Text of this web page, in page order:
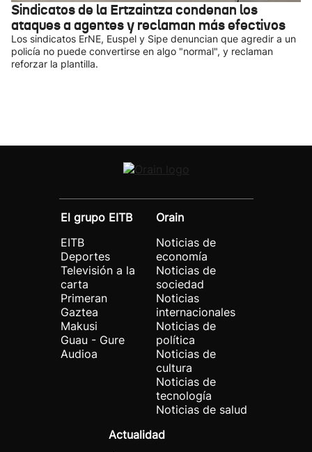
Sindicatos de la Ertzaintza condenan los
ataques a agentes y reclaman más efectivos
Los sindicatos ErNE, Euspel y Sipe denuncian que agredir a un
policía no puede convertirse en algo "normal", y reclaman
reforzar la plantilla.
El grupo EITB
EITB
Deportes
Televisión a la
carta
Primeran
Gaztea
Makusi
Guau - Gure
Audioa
Orain
Noticias de
economía
Noticias de
sociedad
Noticias
internacionales
Noticias de
política
Noticias de
cultura
Noticias de
tecnología
Noticias de salud
Actualidad